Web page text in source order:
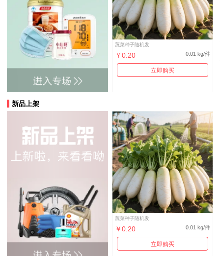
蔬菜种子随机发
￥0.20 0.01 kg/件
立即购买
新品上架
蔬菜种子随机发
￥0.20 0.01 kg/件
立即购买